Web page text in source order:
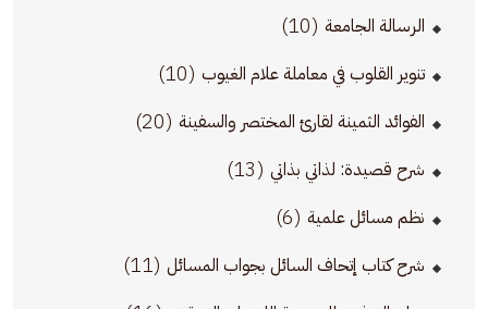
الرسالة الجامعة (10)
تنوير القلوب في معاملة علام الغيوب (10)
الفوائد الثمينة لقارئ المختصر والسفينة (20)
شرح قصيدة: لذاتي بذاتي (13)
نظم مسائل علمية (6)
شرح كتاب إتحاف السائل بجواب المسائل (11)